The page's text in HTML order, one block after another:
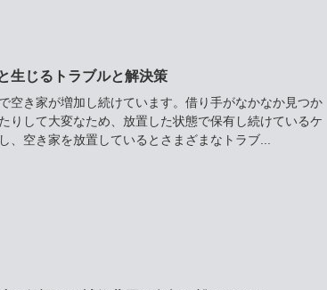
生じるトラブルと解決策
空き家が増加し続けています。借り手がなかなか見つか
りして大変なため、放置した状態で保有し続けているケ
、空き家を放置しているとさまざまなトラブ...